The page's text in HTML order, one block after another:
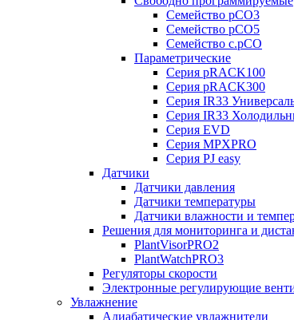
Семейство pCO3
Семейство pCO5
Семейство c.pCO
Параметрические
Серия pRACK100
Серия pRACK300
Серия IR33
Серия IR33
Серия EVD
Серия MPXPRO
Серия PJ easy
Датчики
Датчики давления
Датчики температуры
Датчики влажности и
Решения для мониторинга и
PlantVisorPRO2
PlantWatchPRO3
Регуляторы скорости
Электронные регулирующие
Увлажнение
Адиабатические увлажнители